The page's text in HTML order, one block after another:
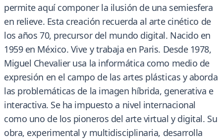
permite aquí componer la ilusión de una semiesfera
en relieve. Esta creación recuerda al arte cinético de
los años 70, precursor del mundo digital. Nacido en
1959 en México. Vive y trabaja en Paris. Desde 1978,
Miguel Chevalier usa la informática como medio de
expresión en el campo de las artes plásticas y aborda
las problemáticas de la imagen híbrida, generativa e
interactiva. Se ha impuesto a nivel internacional
como uno de los pioneros del arte virtual y digital. Su
obra, experimental y multidisciplinaria, desarrolla